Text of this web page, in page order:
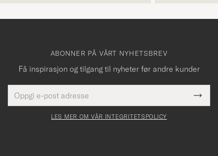
ABONNER PÅ VÅRT NYHETSBREV
Få inspirasjon og tilgang til nyheter før andre kunder
postadresse
felt
Tack
för
LES MER OM VÅR INTEGRITETSPOLICY